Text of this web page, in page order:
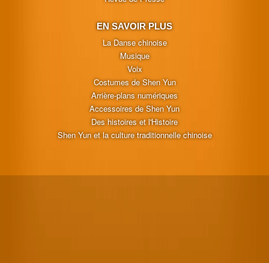
EN SAVOIR PLUS
La Danse chinoise
Musique
Voix
Costumes de Shen Yun
Arrière-plans numériques
Accessoires de Shen Yun
Des histoires et l'Histoire
Shen Yun et la culture traditionnelle chinoise